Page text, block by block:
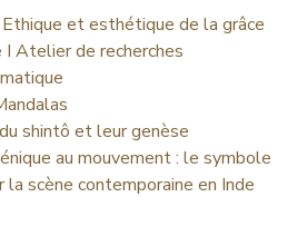
et esthétique de la grâce
I Atelier de recherches
shintô et leur genèse
au mouvement : le symbole
la scène contemporaine en Inde